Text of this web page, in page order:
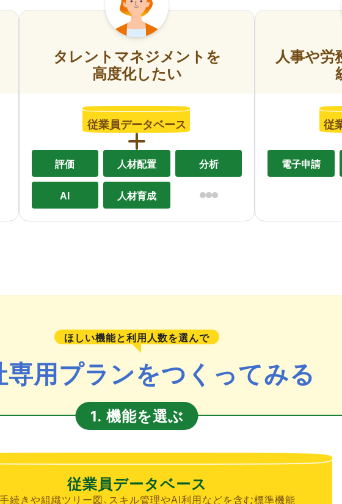
タレントマネジメントを
高度化したい
従業員データベース
評価 人材配置 分析
AI 人材育成
人事や労
従
電子申請
ほしい機能と利用人数を選んで
専用プランをつくってみる
1. 機能を選ぶ
従業員データベース
続きや組織ツリー図、スキル管理やAI利用などを含む標準機能